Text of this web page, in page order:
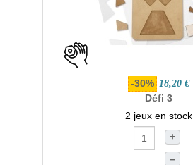
-30% 18,20 €
Défi 3
2 jeux en stock
+
–